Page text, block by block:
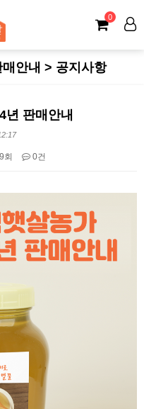
0
안내 > 공지사항
년 판매안내
회 0건